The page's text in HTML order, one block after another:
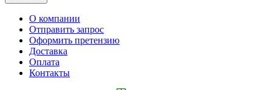
О компании
Отправить запрос
Оформить претензию
Доставка
Оплата
Контакты